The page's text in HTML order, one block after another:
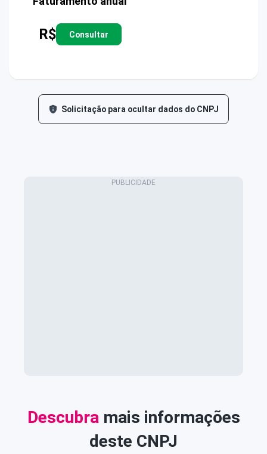
R$ Consultar
Solicitação para ocultar dados do CNPJ
Descubramais informações
deste CNPJ